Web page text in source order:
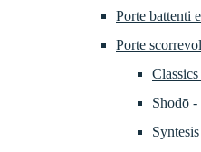
Porte battenti
Porte
Shodō